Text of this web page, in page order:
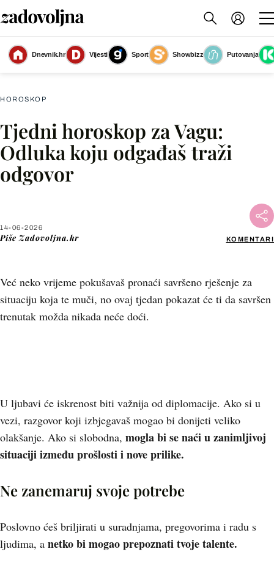
Dnevnik.hr Vijesti Sport Showbizz
Putovanja
(Foto: Zadovoljna.hr)
HOROSKOP
Tjedni horoskop za Vagu:
Odluka koju odgađaš traži
odgovor
14-06-2026
Piše Zadovoljna.hr KOMENTARI
Već neko vrijeme pokušavaš pronaći savršeno rješenje za
situaciju koja te muči, no ovaj tjedan pokazat će ti da savršen
trenutak možda nikada neće doći.
Facebook
U ljubavi će iskrenost biti važnija od diplomacije. Ako si u
vezi, razgovor koji izbjegavaš mogao bi donijeti veliko
olakšanje. Ako si slobodna, mogla bi se naći u zanimljivoj
situaciji između prošlosti i nove prilike.
Ne zanemaruj svoje potrebe
Poslovno ćeš briljirati u suradnjama, pregovorima i radu s
ljudima, a netko bi mogao prepoznati tvoje talente.